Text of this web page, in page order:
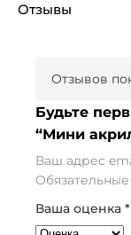
Отзывы
Отзывов
Будьте
“Мини
Ваш адрес
Ваша оценка *